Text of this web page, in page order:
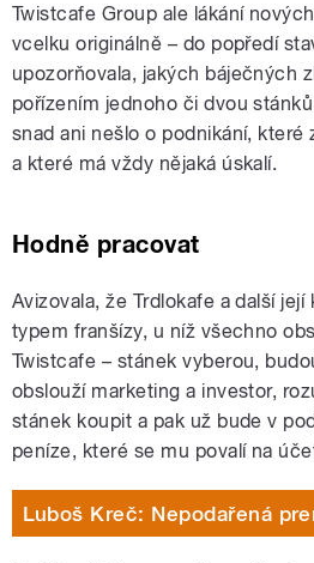
Twistcafe Group ale lákání
vcelku originálně – do popředí
upozorňovala, jakých báječných
pořízením jednoho či dvou
snad ani nešlo o podnikání, které
a které má vždy nějaká úskalí.
Hodně pracovat
Avizovala, že Trdlokafe a další
typem franšízy, u níž všechno
Twistcafe – stánek vyberou,
obslouží marketing a investor,
stánek koupit a pak už bude v
peníze, které se mu povalí na
Luboš Kreč: Nepodařená